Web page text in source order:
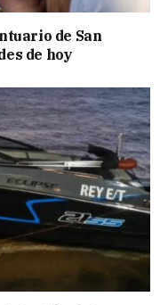
de San
de hoy